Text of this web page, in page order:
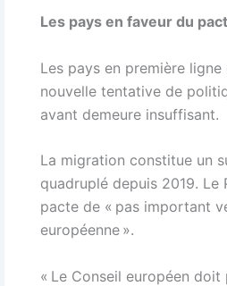
Les pays en faveur du
Les pays en première
nouvelle tentative de
avant demeure insuffisant.
La migration constitue un
quadruplé depuis 2019.
pacte de « pas important
européenne ».
« Le Conseil européen